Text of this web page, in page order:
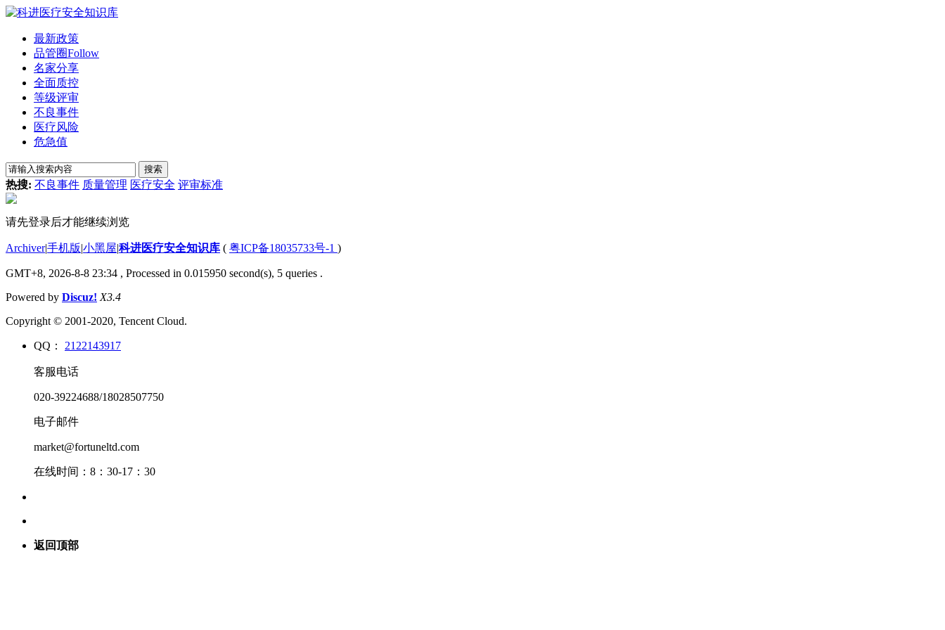
最新政策
品管圈Follow
名家分享
全面质控
等级评审
不良事件
医疗风险
危急值
搜索
热搜: 不良事件 质量管理 医疗安全 评审标准
请先登录后才能继续浏览
Archiver|手机版|小黑屋|科进医疗安全知识库 ( 粤ICP备18035733号-1 )
GMT+8, 2026-8-8 23:34 , Processed in 0.015950 second(s), 5 queries .
Powered by Discuz! X3.4
Copyright © 2001-2020, Tencent Cloud.
QQ： 2122143917
客服电话
020-39224688/18028507750
电子邮件
market@fortuneltd.com
在线时间：8：30-17：30
返回顶部